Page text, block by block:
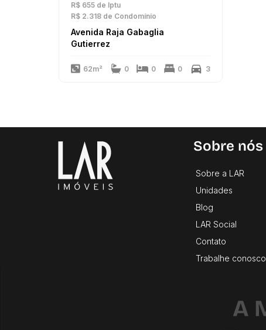
R$ 655 de Iptu
R$ 2.318 de Condomínio
Avenida Raja Gabaglia
Gutierrez
62m² 0 0 0 3
Sobre nós
Sobre a LAR
Unidades
Blog
LAR Social
Contato
Trabalhe conosco